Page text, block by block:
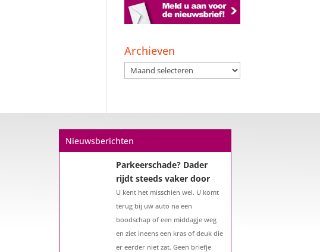
Archieven
Archieven
Nieuwsberichten
Een hypotheek na uw
mogelijkheden
De woningmarkt is nog steeds in
beweging. Misschien denkt u na
hypotheek als u 57 jaar of ouder
Parkeerschade? Dader
rijdt steeds vaker door
U kent het misschien wel. U komt
terug bij uw auto na een
boodschap of een middagje weg
en ziet ineens een kras of deuk die